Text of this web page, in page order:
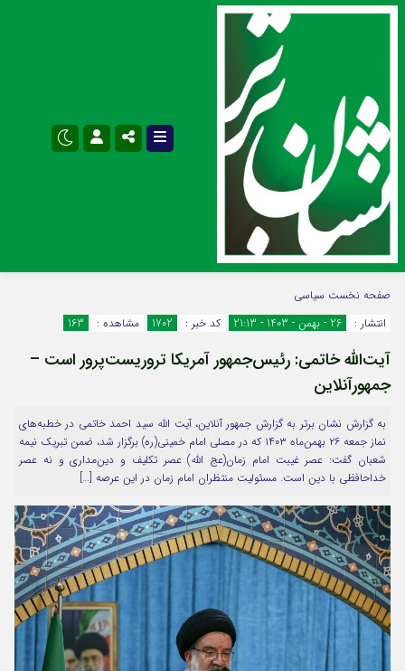
اینستاگرام
سروش
ایتا
آپارات
اپلیکیشن رمز عبور
مرا به خاطر بسپار
Forget Password
صفحه نخست سیاسی
انتشار :
26 - بهمن - 1403 - 21:13 کد خبر : 1702 مشاهده : 163
آیت‌الله خاتمی: رئیس‌جمهور آمریکا تروریست‌پرور است –
جمهورآنلاین
به گزارش نشان برتر به گزارش جمهور آنلاین، آیت الله سید احمد خاتمی در خطبه‌های
نماز جمعه ۲۶ بهمن‌ماه ۱۴۰۳ که در مصلی‌ امام خمینی(ره) برگزار شد، ضمن تبریک نیمه
شعبان گفت: عصر غیبت امام زمان(عج‌ الله) عصر تکلیف و دین‌مداری و نه عصر
خداحافظی با دین است. مسئولیت منتظران امام زمان در این عرصه […]